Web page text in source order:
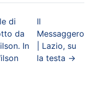
di
da
In
Il
Messaggero
| Lazio, su
la testa →